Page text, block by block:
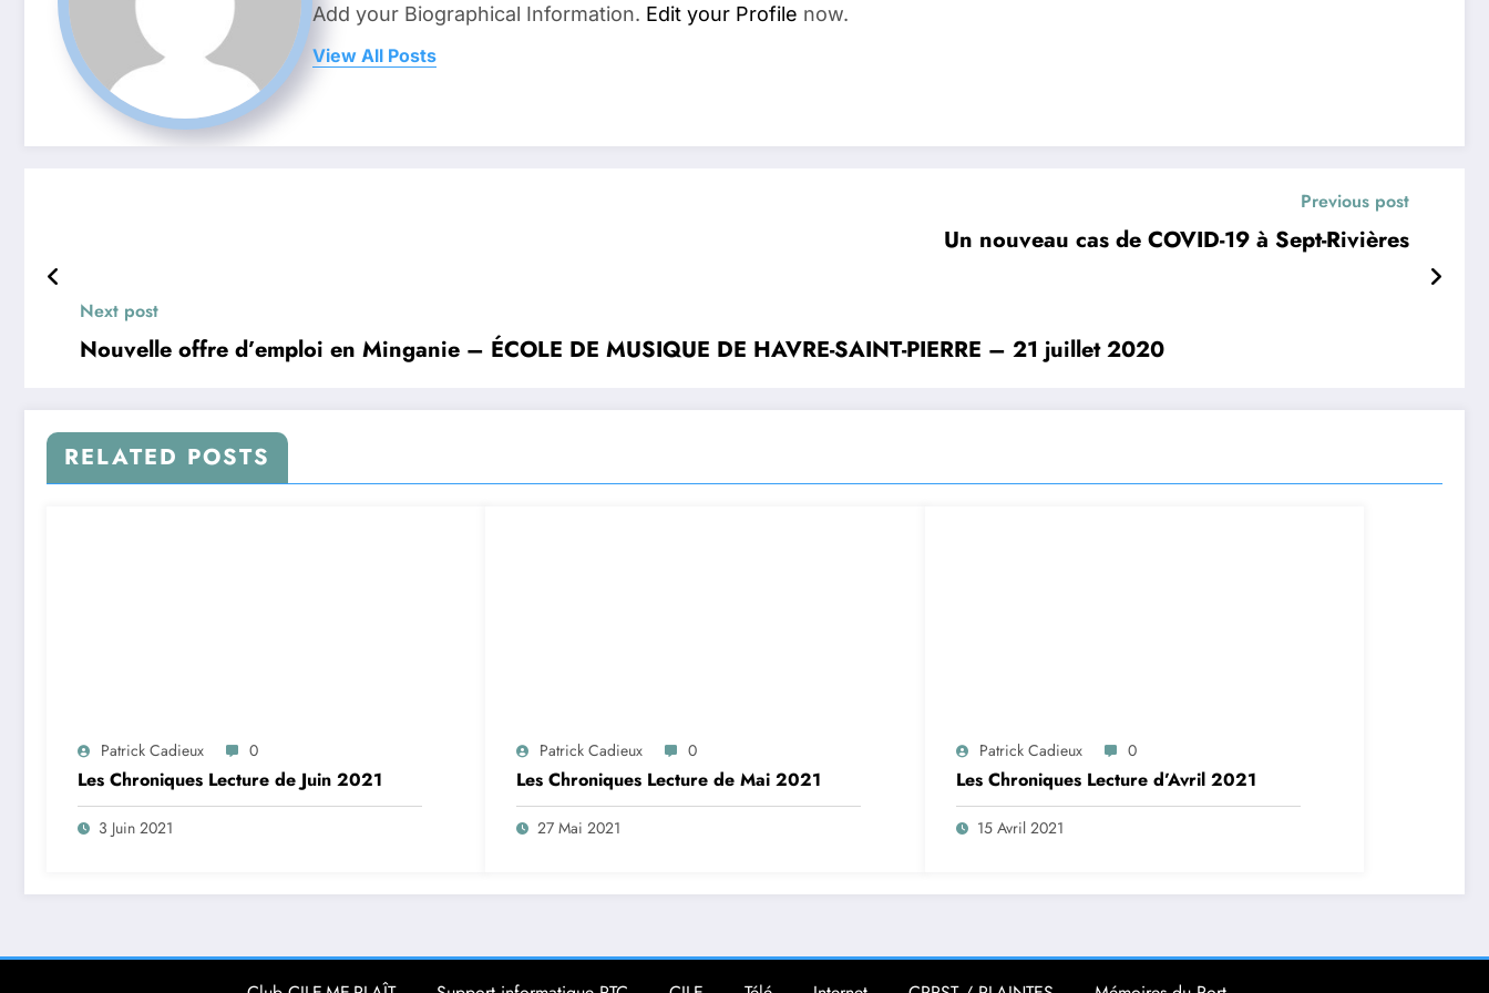
Add your Biographical Information. Edit your Profile now.
View All Posts
Previous post
Un nouveau cas de COVID-19 à Sept-Rivières
Next post
Nouvelle offre d’emploi en Minganie – ÉCOLE DE MUSIQUE DE HAVRE-SAINT-PIERRE – 21 juillet 2020
RELATED POSTS
Patrick Cadieux 0
Les Chroniques Lecture de Juin 2021
3 Juin 2021
Patrick Cadieux 0
Les Chroniques Lecture de Mai 2021
27 Mai 2021
Patrick Cadieux 0
Les Chroniques Lecture d’Avril 2021
15 Avril 2021